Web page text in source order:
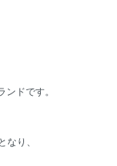
ドです。
なり、